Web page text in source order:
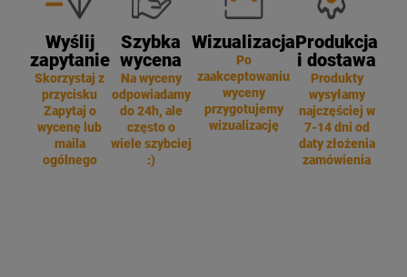
Wyślij
zapytanie
Skorzystaj z
przycisku
Zapytaj o
wycenę lub
maila
ogólnego
Szybka
wycena
Na wyceny
odpowiadamy
do 24h, ale
często o
wiele szybciej
:)
Wizualizacja
Po
zaakceptowaniu
wyceny
przygotujemy
wizualizację
Produkcja
i dostawa
Produkty
wysyłamy
najczęściej w
7-14 dni od
daty złożenia
zamówienia